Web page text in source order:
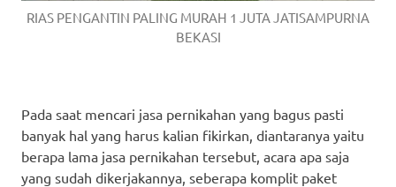
RIAS PENGANTIN PALING MURAH 1 JUTA JATISAMPURNA
BEKASI
Pada saat mencari jasa pernikahan yang bagus pasti
banyak hal yang harus kalian fikirkan, diantaranya yaitu
berapa lama jasa pernikahan tersebut, acara apa saja
yang sudah dikerjakannya, seberapa komplit paket